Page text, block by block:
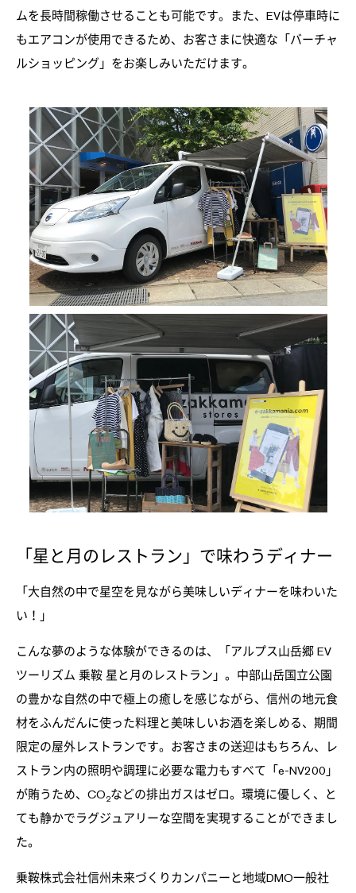
ムを長時間稼働させることも可能です。また、EVは停車時に
もエアコンが使用できるため、お客さまに快適な「バーチャ
ルショッピング」をお楽しみいただけます。
「星と月のレストラン」で味わうディナー
「大自然の中で星空を見ながら美味しいディナーを味わいた
い！」
こんな夢のような体験ができるのは、「アルプス山岳郷 EV
ツーリズム 乗鞍 星と月のレストラン」。中部山岳国立公園
の豊かな自然の中で極上の癒しを感じながら、信州の地元食
材をふんだんに使った料理と美味しいお酒を楽しめる、期間
限定の屋外レストランです。お客さまの送迎はもちろん、レ
ストラン内の照明や調理に必要な電力もすべて「e-NV200」
が賄うため、CO2などの排出ガスはゼロ。環境に優しく、と
ても静かでラグジュアリーな空間を実現することができまし
た。
乗鞍株式会社信州未来づくりカンパニーと地域DMO一般社